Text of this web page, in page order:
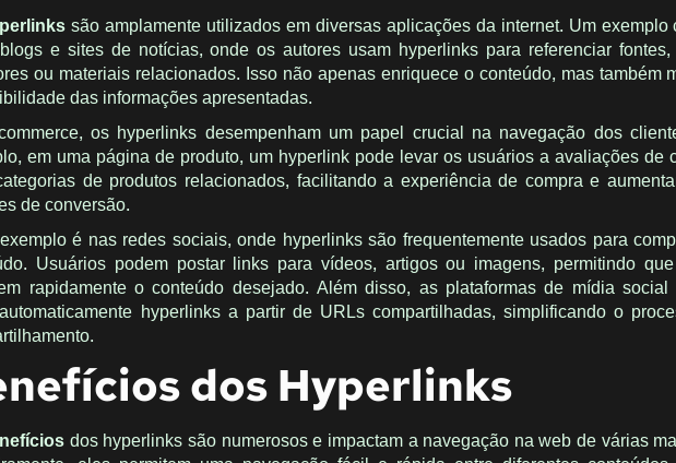
são amplamente utilizados em diversas aplicações da internet. Um exemplo
e sites de notícias, onde os autores usam hyperlinks para referenciar fontes,
ou materiais relacionados. Isso não apenas enriquece o conteúdo, mas também
das informações apresentadas.
os hyperlinks desempenham um papel crucial na navegação dos
em uma página de produto, um hyperlink pode levar os usuários a avaliações de
de produtos relacionados, facilitando a experiência de compra e
de conversão.
é nas redes sociais, onde hyperlinks são frequentemente usados para
Usuários podem postar links para vídeos, artigos ou imagens, permitindo
rapidamente o conteúdo desejado. Além disso, as plataformas de mídia social
hyperlinks a partir de URLs compartilhadas, simplificando o
dos Hyperlinks
dos hyperlinks são numerosos e impactam a navegação na web de várias